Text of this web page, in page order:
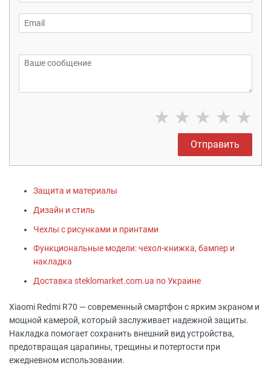
★ ★ ★ ★ ★
Отправить
Защита и материалы
Дизайн и стиль
Чехлы с рисунками и принтами
Функциональные модели: чехол-книжка, бампер и
накладка
Доставка steklomarket.com.ua по Украине
Xiaomi Redmi R70 — современный смартфон с ярким экраном и
мощной камерой, который заслуживает надежной защиты.
Накладка помогает сохранить внешний вид устройства,
предотвращая царапины, трещины и потертости при
ежедневном использовании.